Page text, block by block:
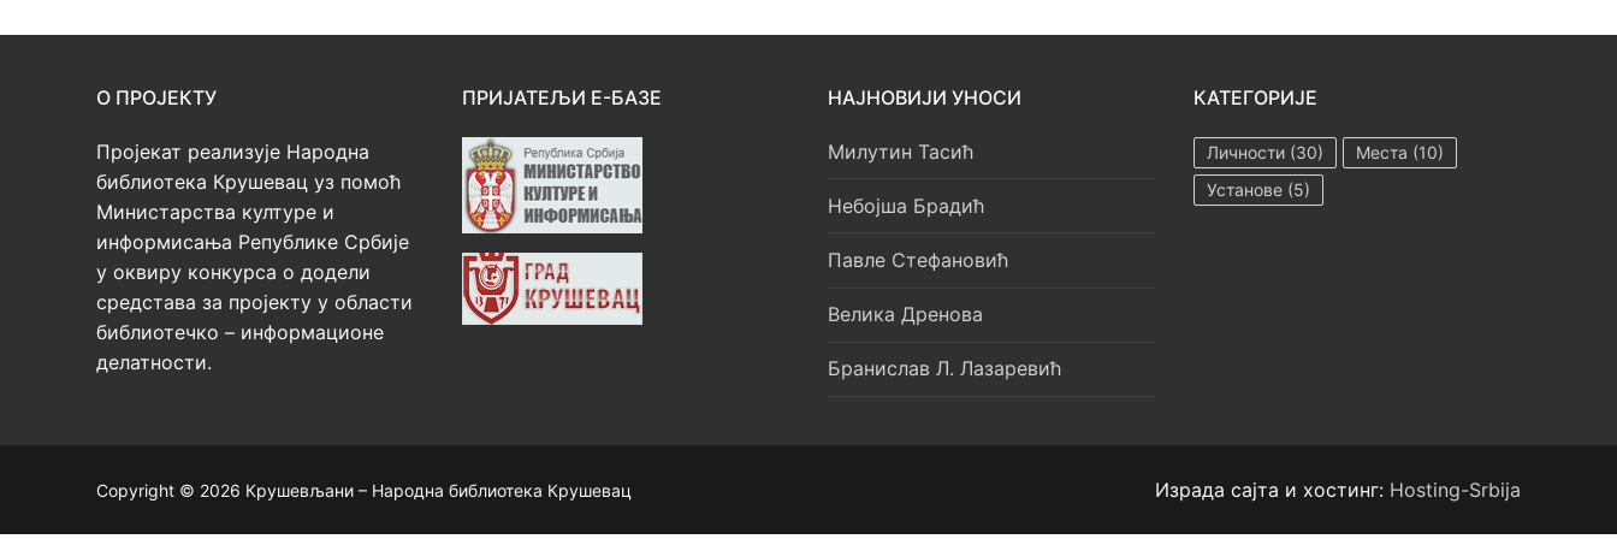
О ПРОЈЕКТУ
Пројекат реализује Народна
библиотека Крушевац уз помоћ
Министарства културе и
информисања Републике Србије
у оквиру конкурса о додели
средстава за пројекту у области
библиотечко – информационе
делатности.
ПРИЈАТЕЉИ Е-БАЗЕ НАЈНОВИЈИ УНОСИ
Милутин Тасић
Небојша Брадић
Павле Стефановић
Велика Дренова
Бранислав Л. Лазаревић
КАТЕГОРИЈЕ
Личности (30) Места (10)
Установе (5)
Copyright © 2026 Крушевљани – Народна библиотека Крушевац Израда сајта и хостинг: Hosting-Srbija